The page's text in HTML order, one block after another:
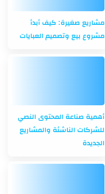
مشاريع صغيرة: كيف أبدأ
مشروع بيع وتصميم العبايات
أهمية صناعة المحتوى النصي
للشركات الناشئة والمشاريع
الجديدة